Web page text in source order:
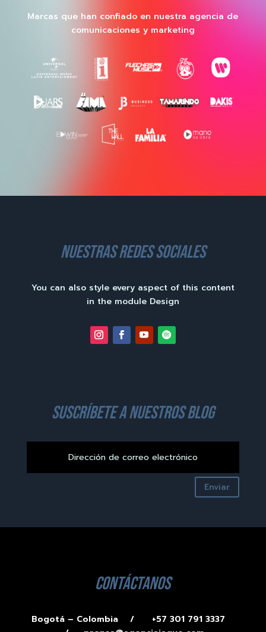
Marcas que han confiado en nuestra agencia de
comunicaciones y marketing
nuestras redes sociales
You can also style every aspect of this content
in the module Design
suscríbete a nuestros blog
Enviar
contáctanos
Bogotá – Colombia /
+57 301 791 3337